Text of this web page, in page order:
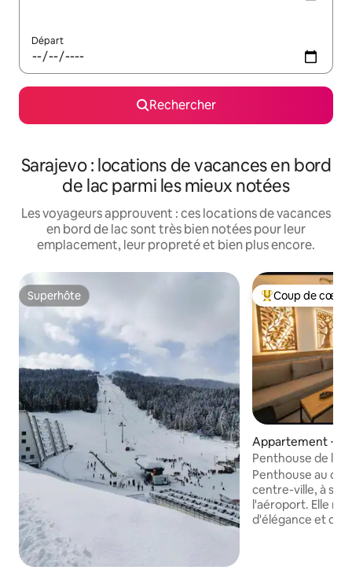
Départ
Rechercher
Sarajevo : locations de vacances en bord
de lac parmi les mieux notées
Les voyageurs approuvent : ces locations de vacances
en bord de lac sont très bien notées pour leur
emplacement, leur propreté et bien plus encore.
Superhôte
Superhôte Coups de cœur
Coup de cœur
Appartement ⋅
očno Novo
Penthouse de
montagne + SPA
Penthouse au
centre-ville, à
l'aéroport. Elle
d'élégance et de